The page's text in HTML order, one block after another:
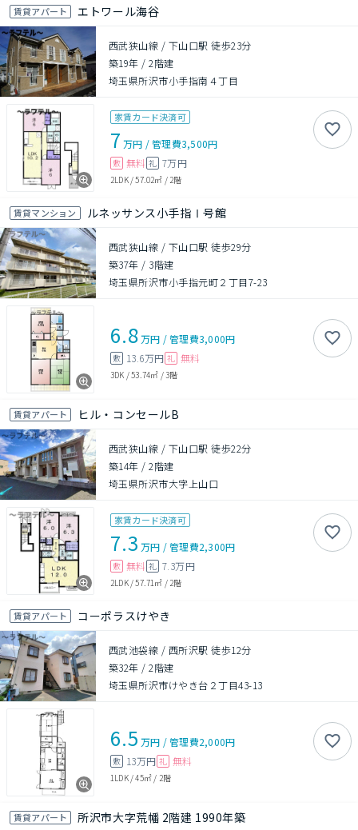
賃貸アパート エトワール海谷
西武狭山線 / 下山口駅 徒歩23分
築19年 /2階建
埼玉県所沢市小手指南４丁目
家賃カード決済可
7 万円 /管理費3,500円
敷 無料 礼 7万円
2LDK/57.02㎡ /2階
賃貸マンション ルネッサンス小手指Ⅰ号館
西武狭山線 / 下山口駅 徒歩29分
築37年 / 3階建
埼玉県所沢市小手指元町２丁目7-23
6.8万円 /管理費3,000円
敷 13.6万円 礼 無料
3DK /53.74㎡ /3階
賃貸アパート ヒル・コンセールB
西武狭山線 / 下山口駅 徒歩22分
築14年 /2階建
埼玉県所沢市大字上山口
家賃カード決済可
7.3 万円 /管理費2,300円
敷 無料 礼 7.3万円
2LDK/57.71㎡ /2階
賃貸アパート コーポラスけやき
西武池袋線 / 西所沢駅 徒歩12分
築32年 /2階建
埼玉県所沢市けやき台２丁目43-13
6.5 万円 /管理費2,000円
敷 13万円 礼 無料
1LDK/45㎡ / 2階
賃貸アパート 所沢市大字荒幡 2階建 1990年築